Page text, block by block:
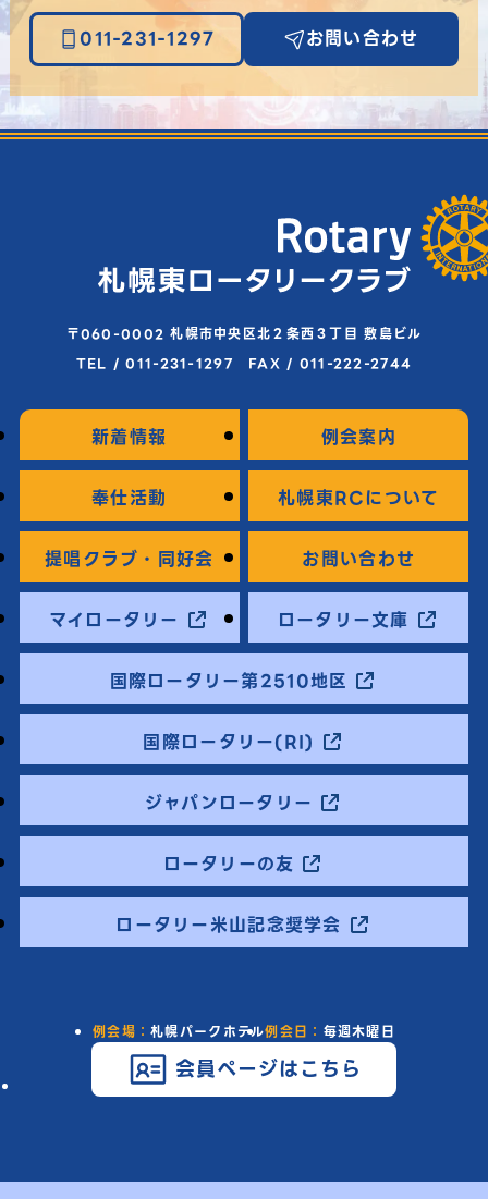
011-231-1297 お問い合わせ
〒060-0002 札幌市中央区北２条西３丁目 敷島ビル
TEL / 011-231-1297 FAX / 011-222-2744
新着情報 例会案内
奉仕活動 札幌東RCについて
提唱クラブ・同好会 お問い合わせ
マイロータリー ロータリー文庫
国際ロータリー第2510地区
国際ロータリー(RI)
ジャパンロータリー
ロータリーの友
ロータリー米山記念奨学会
例会場：札幌パークホテル例会日： 毎週木曜日
会員ページはこちら